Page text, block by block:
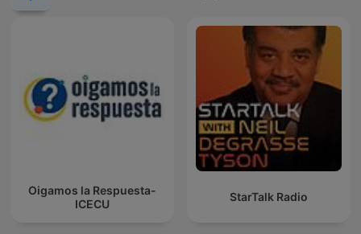
Oigamos la Respuesta-
ICECU
StarTalk Radio